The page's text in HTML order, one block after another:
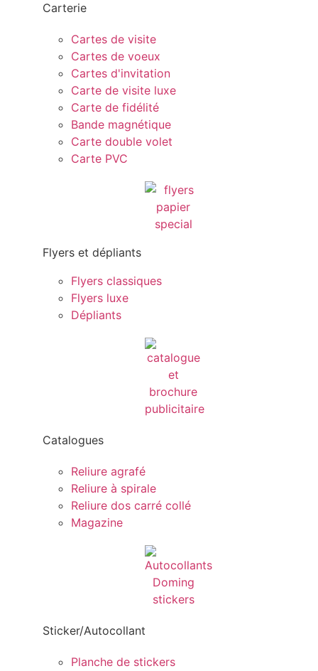
Carterie
Cartes de visite
Cartes de voeux
Cartes d'invitation
Carte de visite luxe
Carte de fidélité
Bande magnétique
Carte double volet
Carte PVC
Flyers et dépliants
Flyers classiques
Flyers luxe
Dépliants
Catalogues
Reliure agrafé
Reliure à spirale
Reliure dos carré collé
Magazine
Sticker/Autocollant
Planche de stickers